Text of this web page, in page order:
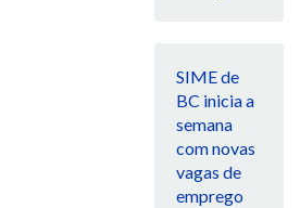
SIME de
BC inicia a
semana
com novas
vagas de
emprego